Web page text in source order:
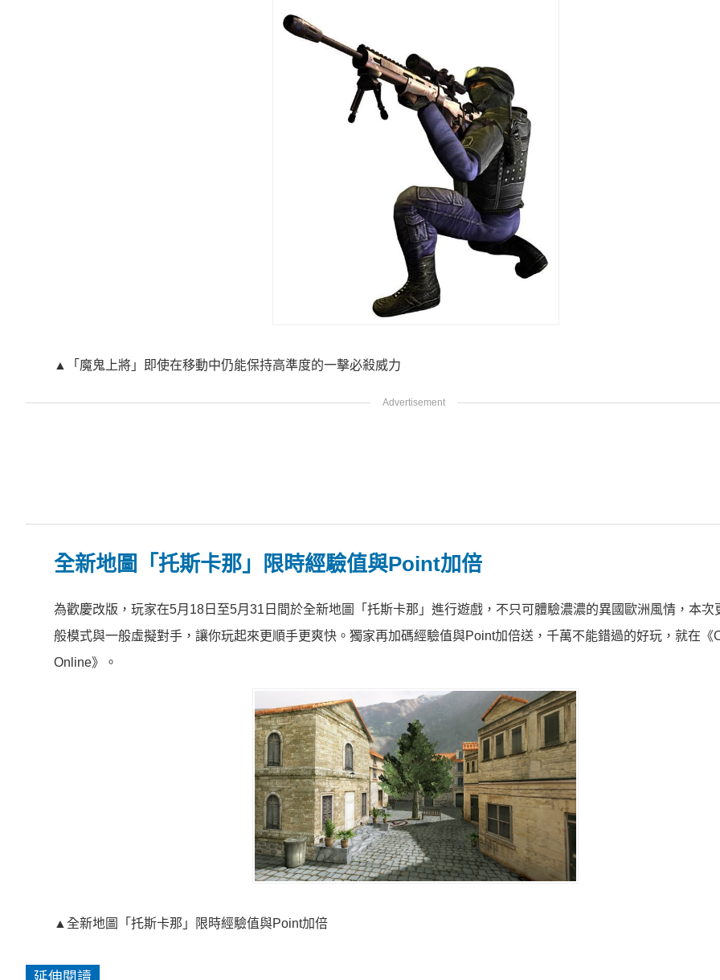
▲「魔鬼上將」即使在移動中仍能保持高準度的一擊必殺威力
全新地圖「托斯卡那」限時經驗值與Point加倍
為歡慶改版，玩家在5月18日至5月31日間於全新地圖「托斯卡那」進行遊戲，不只可體驗濃濃的異國歐洲風情，本次
般模式與一般虛擬對手，讓你玩起來更順手更爽快。獨家再加碼經驗值與Point加倍送，千萬不能錯過的好玩，就在《
Online》。
▲全新地圖「托斯卡那」限時經驗值與Point加倍
延伸閱讀